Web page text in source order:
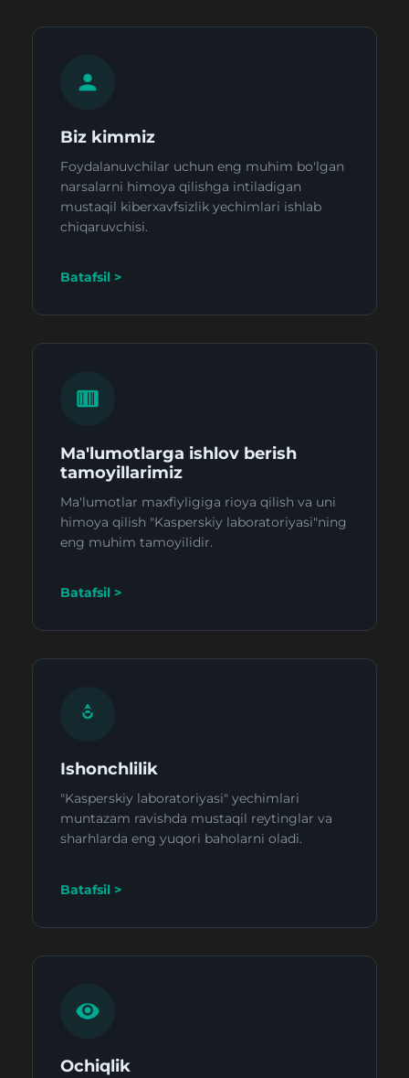
Biz kimmiz
Foydalanuvchilar uchun eng muhim bo'lgan
narsalarni himoya qilishga intiladigan
mustaqil kiberxavfsizlik yechimlari ishlab
chiqaruvchisi.
Batafsil >
Ma'lumotlarga ishlov berish
tamoyillarimiz
Ma'lumotlar maxfiyligiga rioya qilish va uni
himoya qilish "Kasperskiy laboratoriyasi"ning
eng muhim tamoyilidir.
Batafsil >
Ishonchlilik
"Kasperskiy laboratoriyasi" yechimlari
muntazam ravishda mustaqil reytinglar va
sharhlarda eng yuqori baholarni oladi.
Batafsil >
Ochiqlik